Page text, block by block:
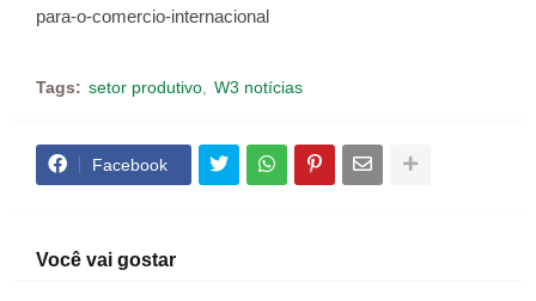
para-o-comercio-internacional
Tags: setor produtivo W3 notícias
Facebook
Você vai gostar